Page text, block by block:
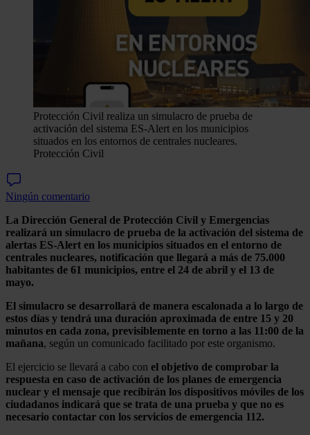
Protección Civil realiza un simulacro de prueba de
activación del sistema ES-Alert en los municipios
situados en los entornos de centrales nucleares.
Protección Civil
Ningún comentario
La Dirección General de Protección Civil y Emergencias
realizará un simulacro de prueba de la activación del sistema de
alertas ES-Alert en los municipios situados en el entorno de
centrales nucleares, notificación que llegará a más de 75.000
habitantes de 61 municipios, entre el 24 de abril y el 13 de
mayo.
El simulacro se desarrollará de manera escalonada a lo largo de
estos días y tendrá una duración aproximada de entre 15 y 20
minutos en cada zona, previsiblemente en torno a las 11:00 de la
mañana, según un comunicado facilitado por este organismo.
El ejercicio se llevará a cabo con el objetivo de comprobar la
respuesta en caso de activación de los planes de emergencia
nuclear y el mensaje que recibirán los dispositivos móviles de los
ciudadanos indicará que se trata de una prueba y que no es
necesario contactar con los servicios de emergencia 112.